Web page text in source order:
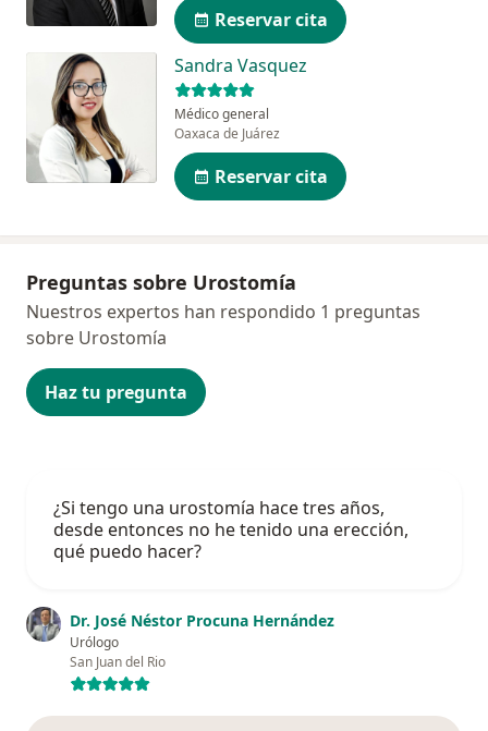
Reservar cita
Sandra Vasquez
Médico general
Oaxaca de Juárez
Reservar cita
Preguntas sobre Urostomía
Haz tu pregunta
Nuestros expertos han respondido 1 preguntas
sobre Urostomía
¿Si tengo una urostomía hace tres años,
desde entonces no he tenido una erección,
qué puedo hacer?
Dr. José Néstor Procuna Hernández
Urólogo
San Juan del Rio